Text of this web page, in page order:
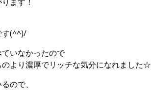
す(^^)/
いなかったので
より濃厚でリッチな気分になれました☆
ので、